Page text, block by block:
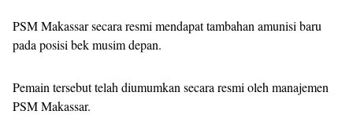
PSM Makassar secara resmi mendapat tambahan amunisi baru
pada posisi bek musim depan.
Pemain tersebut telah diumumkan secara resmi oleh manajemen
PSM Makassar.